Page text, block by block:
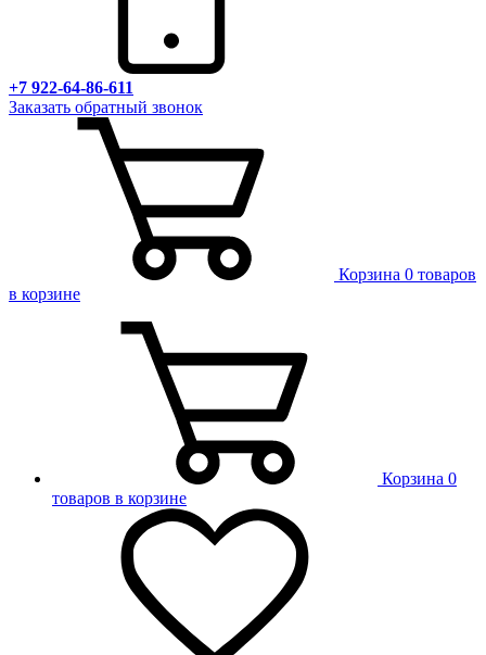
+7 922-64-86-611
Заказать обратный звонок
Корзина 0 товаров
в корзине
Корзина 0
товаров в корзине